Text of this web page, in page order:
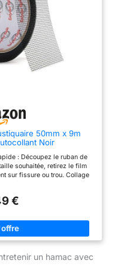
fibre de verre a une bon
durabilité et preuve à la rouille.
Le matériau adhésif PET
présente une bon adhérence et
preuve aux intempéries, assurer
la durabilité et la fiabilité de la
réparation [Facile à utiliser] : il
vous suffit d'appliquer le patch
rapidement réparer et restaurer
l'écran [Utilisation polyvalente] :
ce kit d'outils de réparation
de fenêtres moustiquaires. Qu'il
s'agisse de réparer des
fenêtres moustiquaires,
ou des trous d'eau, ce patch
moustiquaire peut répondre à
propreté et le confort de
50mm x 9m
Noir
: Découpez le ruban de
souhaitée, retirez le film
sur fissure ou trou. Collage
de verre résistante à la
filets de porte et anti-
& Économique：Ce kit de
50 mm x 6 m, assez pour de
la partie endommagée –
€
un hamac avec